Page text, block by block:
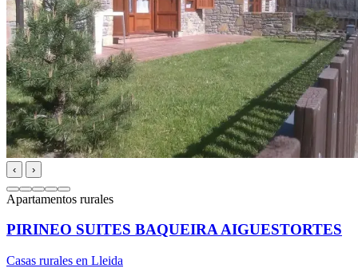
‹ ›
Apartamentos rurales
PIRINEO SUITES BAQUEIRA AIGUESTORTES
Casas rurales en Lleida